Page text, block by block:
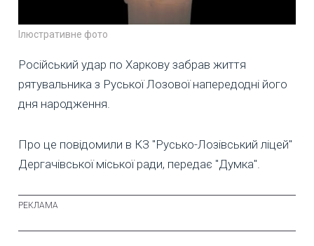
Ілюстративне фото
Російський удар по Харкову забрав життя
рятувальника з Руської Лозової напередодні його
дня народження.
Про це повідомили в КЗ "Русько-Лозівський ліцей"
Дергачівської міської ради, передає "Думка".